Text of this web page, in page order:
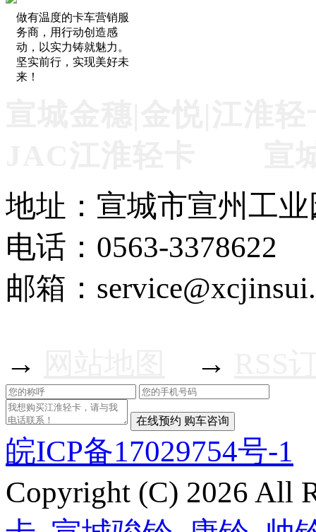
做有温度的卡车营销服
务商，用行动创造感
动，以实力铸就魅力。
坚实前行，实现美好未
来！
地址：宣城市宣州工
电话：0563-3378622
邮箱：
→ →
皖ICP备17029754号-1
Copyright (C) 2026